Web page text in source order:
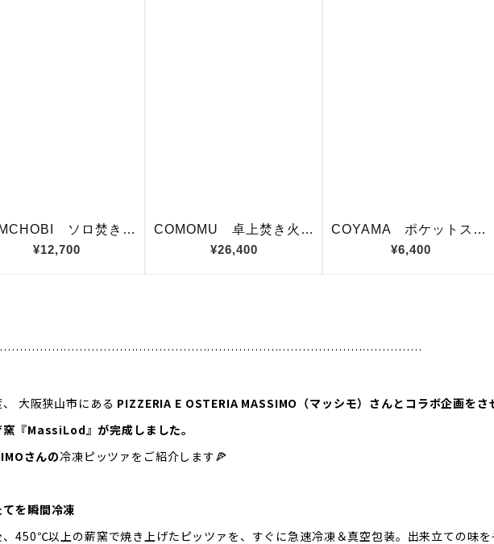
、 大阪狭山市にある PIZZERIA E OSTERIA MASSIMO（マッシモ）さんとコラボ企画を
窯『MassiLod』が完成しました。
さんの冷凍ピッツァをご紹介します🍕
を瞬間冷凍
、450℃以上の薪窯で焼き上げたピッツァを、すぐに急速冷凍＆真空包装。出来立ての味